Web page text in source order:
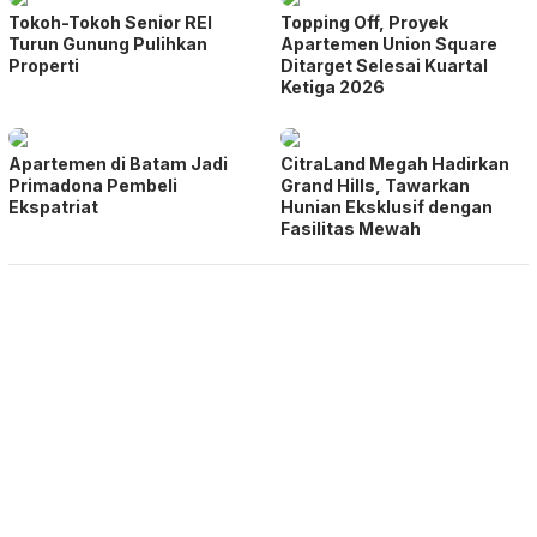
Tokoh-Tokoh Senior REI
Turun Gunung Pulihkan
Properti
Topping Off, Proyek
Apartemen Union Square
Ditarget Selesai Kuartal
Ketiga 2026
Apartemen di Batam Jadi
Primadona Pembeli
Ekspatriat
CitraLand Megah Hadirkan
Grand Hills, Tawarkan
Hunian Eksklusif dengan
Fasilitas Mewah